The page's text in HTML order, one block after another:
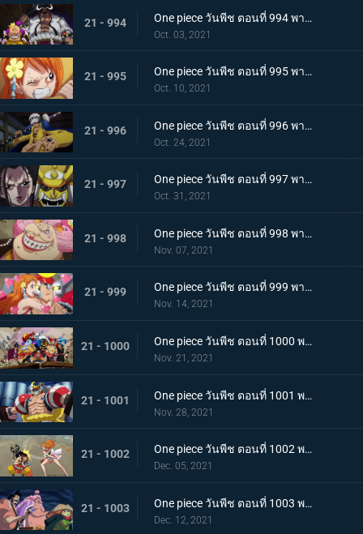
21 - 994 One piece วันพีช ตอนที่ 994 พากย์ไทย ปลอกดาบแดงดวลกันตัวต่อตัว คิคุโนะโจ ปะทะ คันจูโร่
Oct. 03, 2021
21 - 995 One piece วันพีช ตอนที่ 995 พากย์ไทย จู่โจมปณิธานของโอเด้งที่สืบทอดมา
Oct. 10, 2021
21 - 996 One piece วันพีช ตอนที่ 996 พากย์ไทย โอนิกาชิมะสั่นสะเทือน ลูฟี่เริ่มสงครามเต็มรูปแบบ
Oct. 24, 2021
21 - 997 One piece วันพีช ตอนที่ 997 พากย์ไทย การต่อสู้ใต้แสงจันทร์ นักรบคลั่ง ซูลอง
Oct. 31, 2021
21 - 998 One piece วันพีช ตอนที่ 998 พากย์ไทย ซุสเป็นปฏิปักษ์! นามิเข้าตาจน!
Nov. 07, 2021
21 - 999 One piece วันพีช ตอนที่ 999 พากย์ไทย เราจะปกป้องเจ้า การพบกันระหว่างยามาโตะกับโมโมโนะสุเกะ
Nov. 14, 2021
21 - 1000 One piece วันพีช ตอนที่ 1000 พากย์ไทย กำลังรบเหนือระดับ! กลุ่มหมวกฟางรวมพล
Nov. 21, 2021
21 - 1001 One piece วันพีช ตอนที่ 1001 พากย์ไทย การเชื้อเชิญที่อันตราย แผนกำจัดควีน
Nov. 28, 2021
21 - 1002 One piece วันพีช ตอนที่ 1002 พากย์ไทย โชคชะตาครั้งใหม่ นามิ กับ อุลติ
Dec. 05, 2021
21 - 1003 One piece วันพีช ตอนที่ 1003 พากย์ไทย ดาบแห่งความเด็ดเดี่ยว! ปลอกดาบแดงปะทะไคโดอีกครั้ง
Dec. 12, 2021